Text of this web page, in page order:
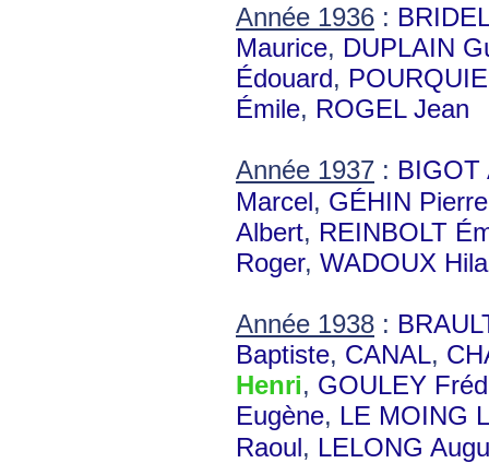
Année 1936 :
Maurice, DUPLAIN
Édouard,
Émile, ROGEL Jean
Année 1937 : BIGOT
Marcel, GÉHIN Pierre
Albert, REINBOLT
Roger, WADOUX
Année 1938 :
Baptiste, CANAL,
Henri, GOULEY
Eugène, LE MOING
Raoul, LELONG